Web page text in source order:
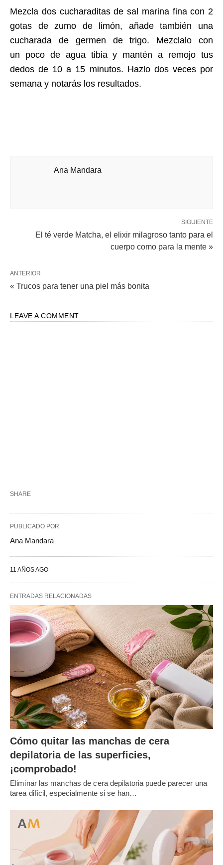
Mezcla dos cucharaditas de sal marina fina con 2
gotas de zumo de limón, añade también una
cucharada de germen de trigo. Mezclalo con
un poco de agua tibia y mantén a remojo tus
dedos de 10 a 15 minutos. Hazlo dos veces por
semana y notarás los resultados.
Ana Mandara
SIGUIENTE
El té verde Matcha, el elixir milagroso tanto para el
cuerpo como para la mente »
ANTERIOR
« Trucos para tener una piel más bonita
LEAVE A COMMENT
SHARE
PUBLICADO POR
Ana Mandara
11 AÑOS AGO
ENTRADAS RELACIONADAS
Cómo quitar las manchas de cera
depilatoria de las superficies,
¡comprobado!
Eliminar las manchas de cera depilatoria puede parecer una
tarea difícil, especialmente si se han…